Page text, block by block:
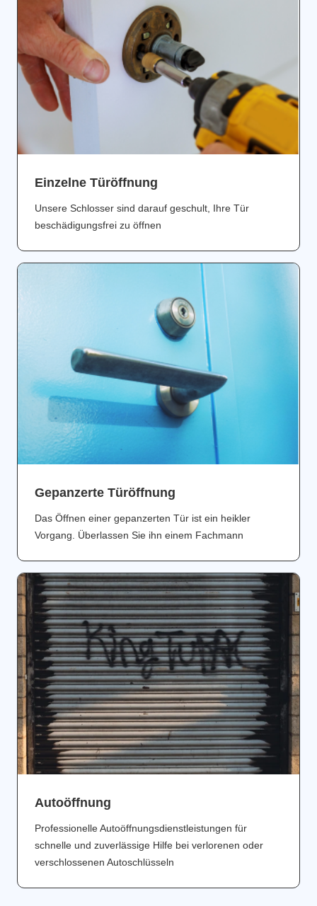
Einzelne Türöffnung
Unsere Schlosser sind darauf geschult, Ihre Tür
beschädigungsfrei zu öffnen
Gepanzerte Türöffnung
Das Öffnen einer gepanzerten Tür ist ein heikler
Vorgang. Überlassen Sie ihn einem Fachmann
Аutoöffnung
Professionelle Autoöffnungsdienstleistungen für
schnelle und zuverlässige Hilfe bei verlorenen oder
verschlossenen Autoschlüsseln